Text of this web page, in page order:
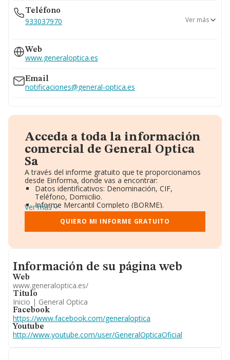
Teléfono
933037970
928234996
956873310
986386161
Ver más
Web
www.generaloptica.es
Email
notificaciones@general-optica.es
Acceda a toda la información
comercial de General Optica
Sa
A través del informe gratuito que te proporcionamos
desde Einforma, donde vas a encontrar:
Datos identificativos: Denominación, CIF,
Teléfono, Domicilio.
Informe Mercantil Completo (BORME).
Gráficos de Evolución Ventas y Empleados.
Consejo de Administración y Administradores.
Directivos y Ejecutivos.
Información oficial y registral complementaria.
Ver más
QUIERO MI INFORME GRATUITO
Informacion de su página web
Información de su página web
Web
www.generaloptica.es/
Titulo
Inicio | General Optica
Facebook
https://www.facebook.com/generaloptica
Youtube
http://www.youtube.com/user/GeneralOpticaOficial